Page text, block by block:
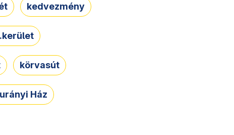
kedvezmény
körvasút
Ház